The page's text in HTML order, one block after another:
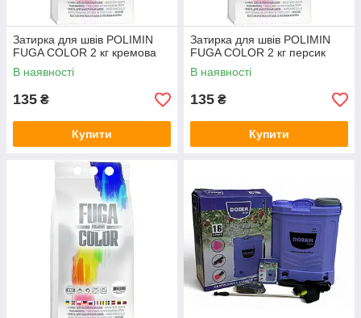
Затирка для швів POLIMIN
FUGA COLOR 2 кг кремова
В наявності
135 ₴
Купити
Затирка для швів POLIMIN
FUGA COLOR 2 кг персик
В наявності
135 ₴
Купити